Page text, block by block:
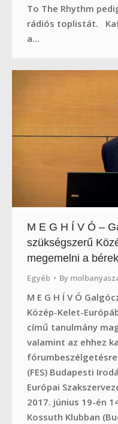
To The Rhythm
rádiós toplistát.
a…
M E G H Í V Ó –
szükségszerű
megemelni a
Egyéb By
M E G H Í V Ó
Közép-Kelet-
című tanulmány
valamint az ehhez
(FES) Budapesti
Európai
2017. június 19-én
Kossuth Klubban